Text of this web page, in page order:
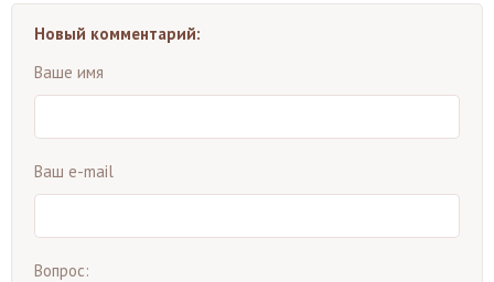
Новый комментарий:
Ваше имя
Ваш e-mail
Вопрос: